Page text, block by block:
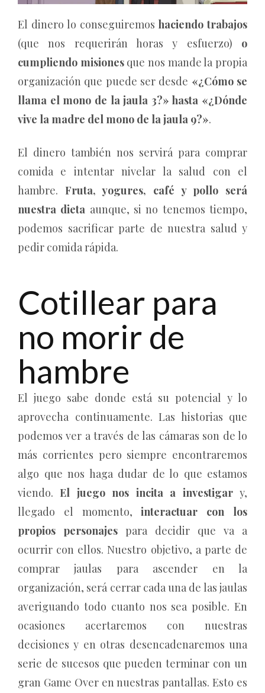
El dinero lo conseguiremos haciendo trabajos
(que nos requerirán horas y esfuerzo) o
cumpliendo misionesque nos mande la propia
organización que puede ser desde «¿Cómo se
llama el mono de la jaula 3?» hasta «¿Dónde
vive la madre del mono de la jaula 9?».
El dinero también nos servirá para comprar
comida e intentar nivelar la salud con el
hambre. Fruta, yogures, café y pollo será
nuestra dieta aunque, si no tenemos tiempo,
podemos sacrificar parte de nuestra salud y
pedir comida rápida.
Cotillear para
no morir de
hambre
El juego sabe donde está su potencial y lo
aprovecha continuamente. Las historias que
podemos ver a través de las cámaras son de lo
más corrientes pero siempre encontraremos
algo que nos haga dudar de lo que estamos
viendo.El juego nos incita a investigary,
llegado el momento,interactuar con los
propios personajes para decidir que va a
ocurrir con ellos. Nuestro objetivo, a parte de
comprar jaulas para ascender en la
organización, será cerrar cada una de las jaulas
averiguando todo cuanto nos sea posible. En
ocasiones acertaremos con nuestras
decisiones y en otras desencadenaremos una
serie de sucesos que pueden terminar con un
gran Game Over en nuestras pantallas. Esto es